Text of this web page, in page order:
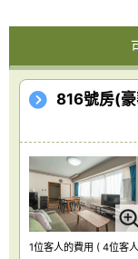
816號房(
1位客人的費用 ( 4位客